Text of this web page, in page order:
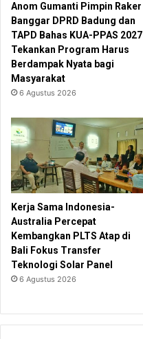
Anom Gumanti Pimpin Raker
Banggar DPRD Badung dan
TAPD Bahas KUA-PPAS 2027
Tekankan Program Harus
Berdampak Nyata bagi
Masyarakat
6 Agustus 2026
Kerja Sama Indonesia-
Australia Percepat
Kembangkan PLTS Atap di
Bali Fokus Transfer
Teknologi Solar Panel
6 Agustus 2026